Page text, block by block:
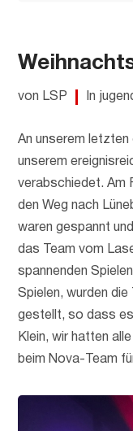
von LSP In
An unserem letzten
unserem
verabschiedet. Am
den Weg nach
waren gespannt
das Team vom
spannenden
Spielen, wurden
gestellt, so dass es
Klein, wir hatten
beim Nova-Team